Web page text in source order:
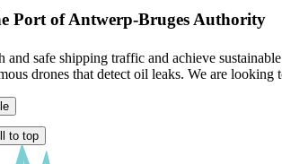
Port of Antwerp-Bruges Authority
and safe shipping traffic and achieve
drones that detect oil leaks. We are looking
to top